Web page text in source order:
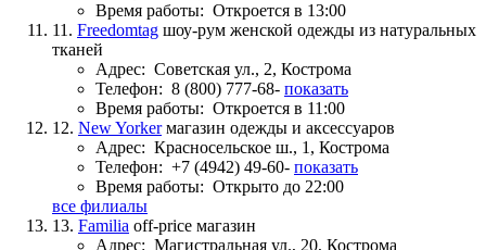
Время работы: Откроется в 13:00
11. Freedomtag шоу-рум женской одежды из натуральных
тканей
Адрес: Советская ул., 2, Кострома
Телефон: 8 (800) 777-68- показать
Время работы: Откроется в 11:00
12. New Yorker магазин одежды и аксессуаров
Адрес: Красносельское ш., 1, Кострома
Телефон: +7 (4942) 49-60- показать
Время работы: Открыто до 22:00
все филиалы
13. Familia off-price магазин
Адрес: Магистральная ул., 20, Кострома